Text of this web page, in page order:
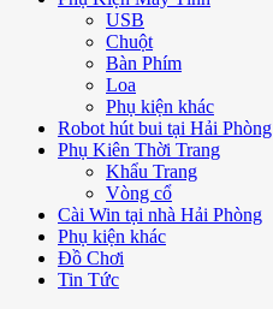
USB
Chuột
Bàn Phím
Loa
Phụ kiện khác
Robot hút bui tại Hải Phòng
Phụ Kiên Thời Trang
Khẩu Trang
Vòng cổ
Cài Win tại nhà Hải Phòng
Phụ kiện khác
Đồ Chơi
Tin Tức